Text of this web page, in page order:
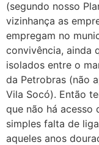
(segundo nosso
vizinhança as
empregam no
convivência, ainda
isolados entre o
da Petrobras (não
Vila Socó). Então
que não há acesso
simples falta de
aqueles anos